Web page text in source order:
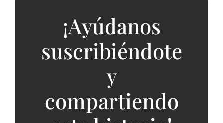
¡Ayúdanos
suscribiéndote
y
compartiendo